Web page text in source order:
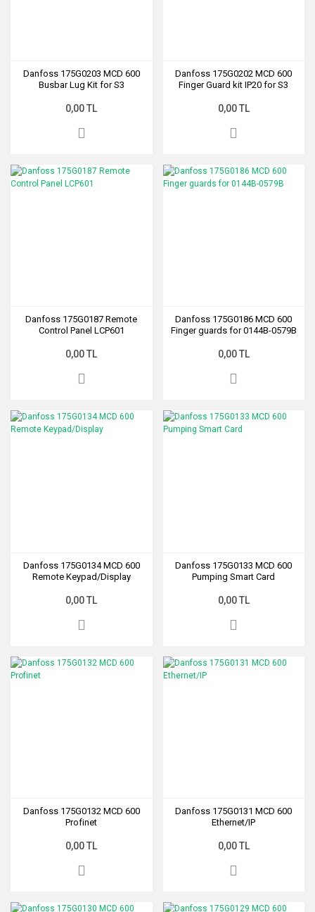
Danfoss 175G0203 MCD 600
Busbar Lug Kit for S3
0,00 TL
Danfoss 175G0202 MCD 600
Finger Guard kit IP20 for S3
0,00 TL
Danfoss 175G0187 Remote
Control Panel LCP601
0,00 TL
Danfoss 175G0186 MCD 600
Finger guards for 0144B-0579B
0,00 TL
Danfoss 175G0134 MCD 600
Remote Keypad/Display
0,00 TL
Danfoss 175G0133 MCD 600
Pumping Smart Card
0,00 TL
Danfoss 175G0132 MCD 600
Profinet
0,00 TL
Danfoss 175G0131 MCD 600
Ethernet/IP
0,00 TL